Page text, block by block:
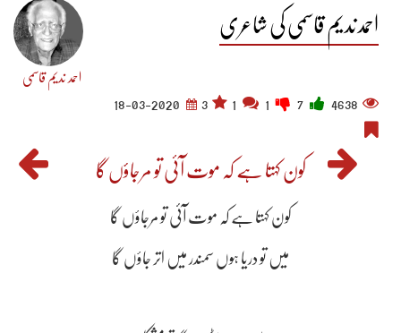
احمد ندیم قاسمی کی شاعری
احمد ندیم قاسمی
4638
3
18-03-2020
کون کہتا ہے کہ موت آئی تو مرجاؤں گا
کون کہتا ہے کہ موت آئی تو مرجاؤں گا
میں تو دریا ہوں سمندر میں اتر جاؤں گا